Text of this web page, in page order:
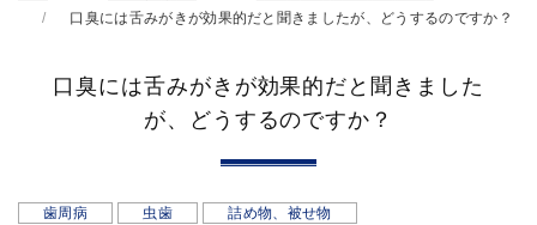
口臭には舌みがきが効果的だと聞きましたが、どうするのですか？
口臭には舌みがきが効果的だと聞きました
が、どうするのですか？
歯周病 虫歯 詰め物、被せ物